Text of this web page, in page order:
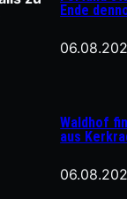
Ende
Waldhof
aus